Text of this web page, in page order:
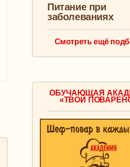
Питание при
заболеваниях
Смотреть ещё
ОБУЧАЮЩАЯ
«ТВОЙ